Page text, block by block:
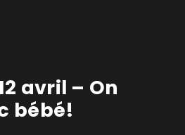
avril – On
bébé!